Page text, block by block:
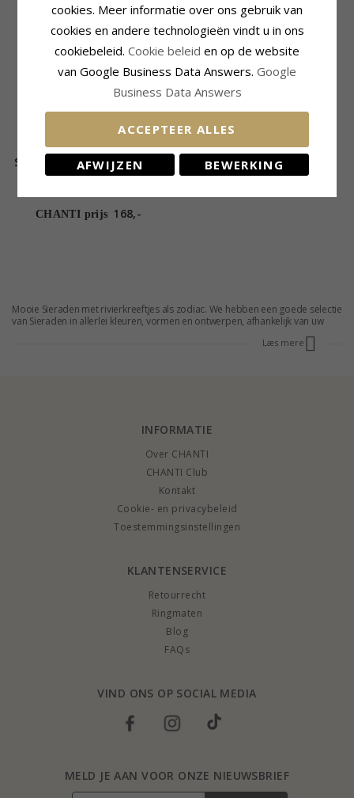
Sterrenbeeld kreeft zirkoon
hanger in 8 karaat goud -
Gold Collection
CHANTI prijs 168,-
Mooie Sieraden met rivierkreeftjes als zodiac. We hebben een goede selectie
van Sieraden in allerlei kleuren, vormen en ontwerpen, afhankelijk van uw
ster te zijn een goede keuze. Op deze pagina vindt u al onze prachtige
Læs mere
INFORMATIE
Over CHANTI
CHANTI Club
Kontakt
Cookie- en privacybeleid
Toestemmingsinstellingen
KLANTENSERVICE
Retourrecht
Ringmaten
Blog
FAQs
VIND ONS OP SOCIAL MEDIA
MELD JE AAN VOOR ONZE NIEUWSBRIEF
cookies. Meer informatie over ons gebruik van
cookies en andere technologieën vindt u in ons
cookiebeleid. Cookie beleid en op de website
van Google Business Data Answers. Google
Business Data Answers
ACCEPTEER ALLES
AFWIJZEN BEWERKING